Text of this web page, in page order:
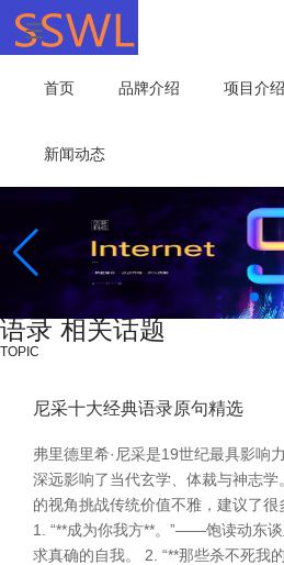
首页 品牌介绍 项目介绍
新闻动态
语录 相关话题
TOPIC
尼采十大经典语录原句精选
弗里德里希·尼采是19世纪最具影响
深远影响了当代玄学、体裁与神志
的视角挑战传统价值不雅，建议了很
1. “**成为你我方**。”——饱读动东
求真确的自我。 2. “**那些杀不死